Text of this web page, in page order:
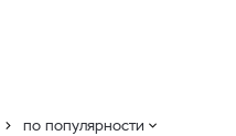
по популярности